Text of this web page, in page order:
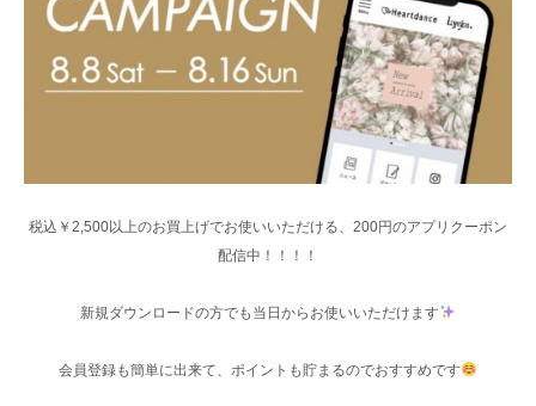
税込￥2,500以上のお買上げでお使いいただける、200円のアプリクーポン
配信中！！！！
新規ダウンロードの方でも当日からお使いいただけます
会員登録も簡単に出来て、ポイントも貯まるのでおすすめです